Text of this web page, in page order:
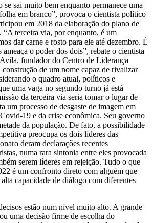
se sai muito bem enquanto permanece uma
em branco”, provoca o cientista político
em 2018 da elaboração do plano de
“A terceira via, por enquanto, é um
dar carne e rosto para ele até dezembro. É
o poder dos dois”, rebate o cientista
fundador do Centro de Liderança
construção de um nome capaz de rivalizar
o quadro atual, políticos e
uma vaga no segundo turno já está
da terceira via seria tomar o lugar de
um processo de desgaste de imagem em
19 e da crise econômica. Seu governo
da população. De fato, a possibilidade
preocupa os dois líderes das
deram declarações recentes
numa rara sintonia entre eles provocada
serem líderes em rejeição. Tudo o que
é um confronto direto com alguém que
capacidade de diálogo com diferentes
estão num nível muito alto. A grande
uma decisão firme de escolha do